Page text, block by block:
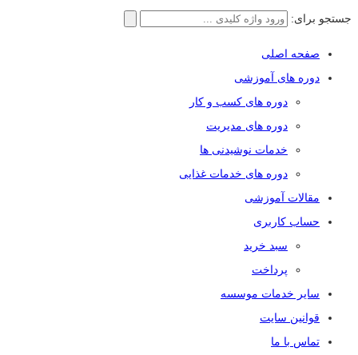
جستجو برای:
صفحه اصلی
دوره های آموزشی
دوره های کسب و کار
دوره های مدیریت
خدمات نوشیدنی ها
دوره های خدمات غذایی
مقالات آموزشی
حساب کاربری
سبد خرید
پرداخت
سایر خدمات موسسه
قوانین سایت
تماس با ما